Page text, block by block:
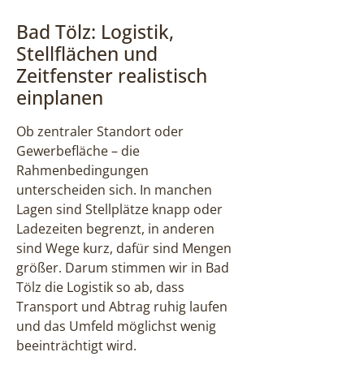
Bad Tölz: Logistik,
Stellflächen und
Zeitfenster realistisch
einplanen
Ob zentraler Standort oder
Gewerbefläche – die
Rahmenbedingungen
unterscheiden sich. In manchen
Lagen sind Stellplätze knapp oder
Ladezeiten begrenzt, in anderen
sind Wege kurz, dafür sind Mengen
größer. Darum stimmen wir in Bad
Tölz die Logistik so ab, dass
Transport und Abtrag ruhig laufen
und das Umfeld möglichst wenig
beeinträchtigt wird.